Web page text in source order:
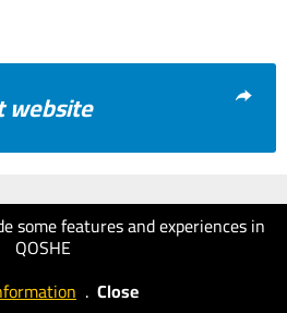
some features and experiences in
QOSHE
. Close
website